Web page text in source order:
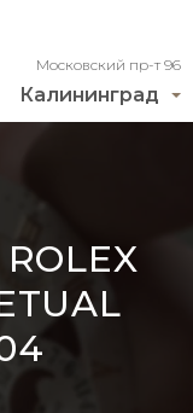
Калининград
Московский пр-т 96